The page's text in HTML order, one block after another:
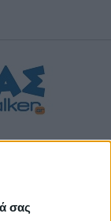
σας